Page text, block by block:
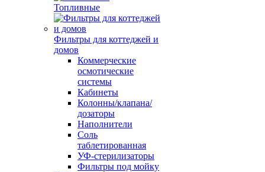
Топливные
Фильтры для коттеджей и
домов
Коммерческие
осмотические
системы
Кабинеты
Колонны/клапана/
дозаторы
Наполнители
Соль
таблетированная
УФ-стерилизаторы
Фильтры под мойку